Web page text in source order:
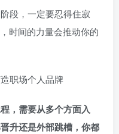
段，一定要忍得住寂
时间的力量会推动你的
职场个人品牌
，需要从多个方面入
升还是外部跳槽，你都